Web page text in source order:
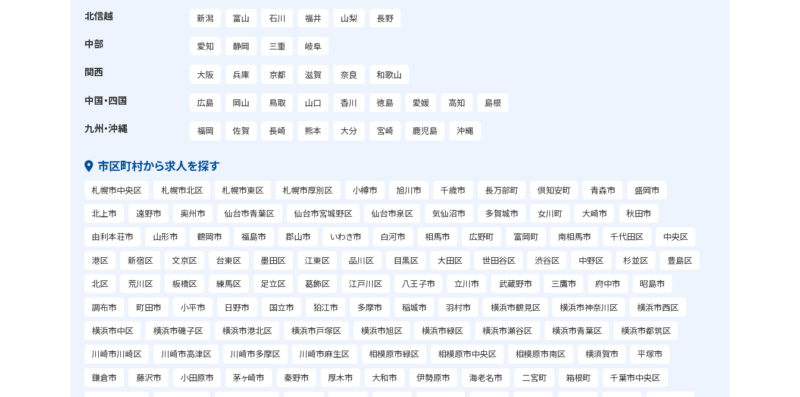
北信越 新潟 富山 石川 福井 山梨 長野
中部 愛知 静岡 三重 岐阜
関西 大阪 兵庫 京都 滋賀 奈良 和歌山
中国・四国 広島 岡山 鳥取 山口 香川 徳島 愛媛 高知 島根
九州・沖縄 福岡 佐賀 長崎 熊本 大分 宮崎 鹿児島 沖縄
市区町村から求人を探す
札幌市中央区 札幌市北区 札幌市東区 札幌市厚別区 小樽市 旭川市 千歳市 長万部町 倶知安町 青森市
盛岡市
北上市
遠野市 奥州市 仙台市青葉区 仙台市宮城野区 仙台市泉区 気仙沼市 多賀城市 女川町 大崎市
秋田市
由利本荘市
山形市 鶴岡市 福島市 郡山市 いわき市 白河市 相馬市 広野町 富岡町 南相馬市 千代田区
中央区
港区
新宿区 文京区 台東区 墨田区 江東区 品川区 目黒区 大田区 世田谷区 渋谷区 中野区 杉並区
豊島区
北区
荒川区 板橋区 練馬区 足立区 葛飾区 江戸川区 八王子市 立川市 武蔵野市 三鷹市 府中市
昭島市
調布市
町田市 小平市 日野市 国立市 狛江市 多摩市 稲城市 羽村市 横浜市鶴見区 横浜市神奈川区
横浜市西区
横浜市中区
横浜市磯子区 横浜市港北区 横浜市戸塚区 横浜市旭区 横浜市緑区 横浜市瀬谷区 横浜市青葉区
横浜市都筑区
川崎市川崎区
川崎市高津区 川崎市多摩区 川崎市麻生区 相模原市緑区 相模原市中央区 相模原市南区 横須賀市
平塚市
鎌倉市
藤沢市 小田原市 茅ヶ崎市 秦野市 厚木市 大和市 伊勢原市 海老名市 二宮町 箱根町
千葉市中央区